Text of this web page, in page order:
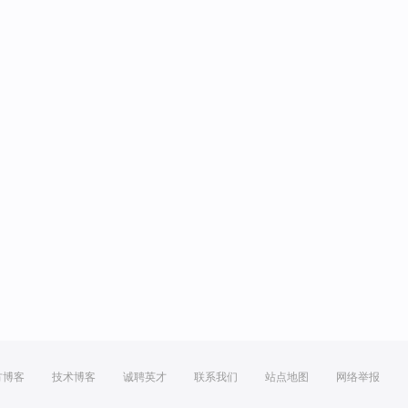
博客 技术博客 诚聘英才 联系我们 站点地图 网络举报